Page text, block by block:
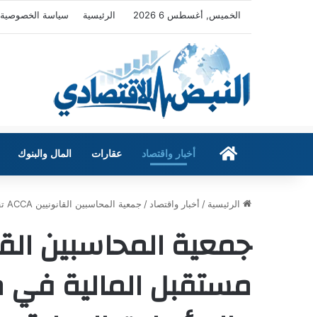
الخميس, أغسطس 6 2026 الرئيسية سياسة الخصوصية
الرئيسيةأخبار واقتصاد عقارات المال والبنوك
الرئيسية / أخبار واقتصاد / جمعية المحاسبين القانونيين ACCA تقود مستقبل المالية في مصر بمعايير IFRS والمؤهلات الدولية